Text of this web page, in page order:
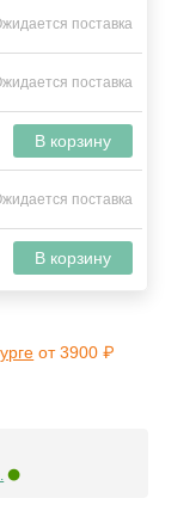
поставка
поставка
В корзину
поставка
В корзину
от 3900 ₽